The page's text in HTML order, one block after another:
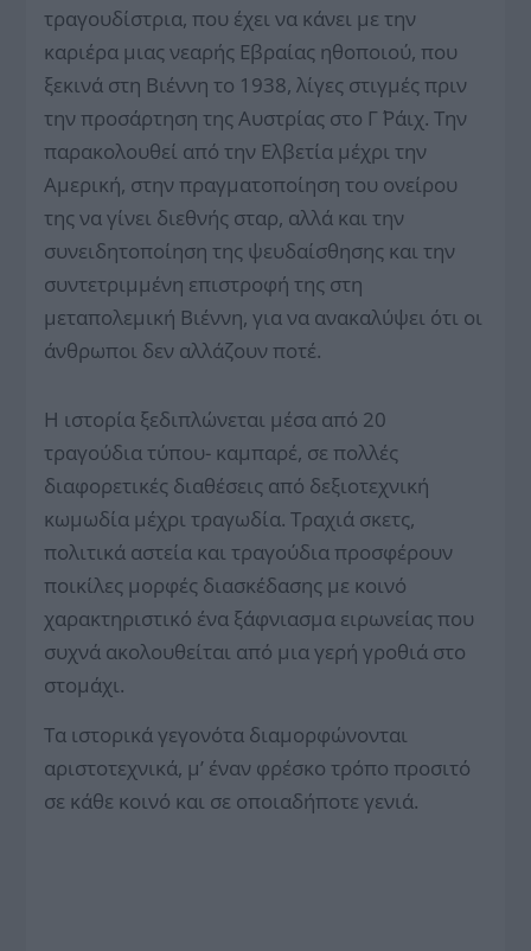
τραγουδίστρια, που έχει να κάνει με την
καριέρα μιας νεαρής Εβραίας ηθοποιού, που
ξεκινά στη Βιέννη το 1938, λίγες στιγμές πριν
την προσάρτηση της Αυστρίας στο Γ΄ Ράιχ. Την
παρακολουθεί από την Ελβετία μέχρι την
Αμερική, στην πραγματοποίηση του ονείρου
της να γίνει διεθνής σταρ, αλλά και την
συνειδητοποίηση της ψευδαίσθησης και την
συντετριμμένη επιστροφή της στη
μεταπολεμική Βιέννη, για να ανακαλύψει ότι οι
άνθρωποι δεν αλλάζουν ποτέ.
Η ιστορία ξεδιπλώνεται μέσα από 20
τραγούδια τύπου- καμπαρέ, σε πολλές
διαφορετικές διαθέσεις από δεξιοτεχνική
κωμωδία μέχρι τραγωδία. Τραχιά σκετς,
πολιτικά αστεία και τραγούδια προσφέρουν
ποικίλες μορφές διασκέδασης με κοινό
χαρακτηριστικό ένα ξάφνιασμα ειρωνείας που
συχνά ακολουθείται από μια γερή γροθιά στο
στομάχι.
Τα ιστορικά γεγονότα διαμορφώνονται
αριστοτεχνικά, μ’ έναν φρέσκο τρόπο προσιτό
σε κάθε κοινό και σε οποιαδήποτε γενιά.